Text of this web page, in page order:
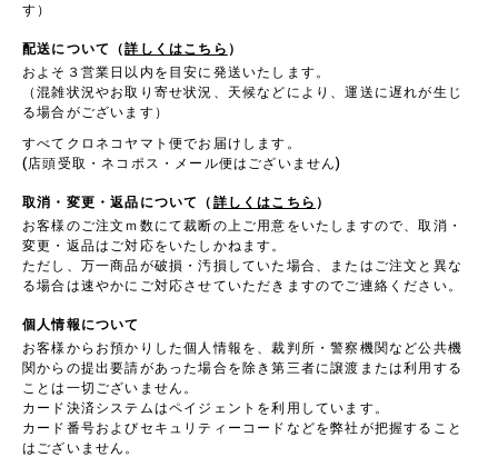
す）
配送について（詳しくはこちら ）
およそ３営業日以内を目安に発送いたします。
（混雑状況やお取り寄せ状況、天候などにより、運送に遅れが生じ
る場合がございます）
すべてクロネコヤマト便でお届けします。
(店頭受取・ネコポス・メール便はございません)
取消・変更・返品について（ 詳しくはこちら ）
お客様のご注文ｍ数にて裁断の上ご用意をいたしますので、取消・
変更・返品はご対応をいたしかねます。
ただし、万一商品が破損・汚損していた場合、またはご注文と異な
る場合は速やかにご対応させていただきますのでご連絡ください。
個人情報について
お客様からお預かりした個人情報を、裁判所・警察機関など公共機
関からの提出要請があった場合を除き第三者に譲渡または利用する
ことは一切ございません。
カード決済システムはペイジェントを利用しています。
カード番号およびセキュリティーコードなどを弊社が把握すること
はございません。